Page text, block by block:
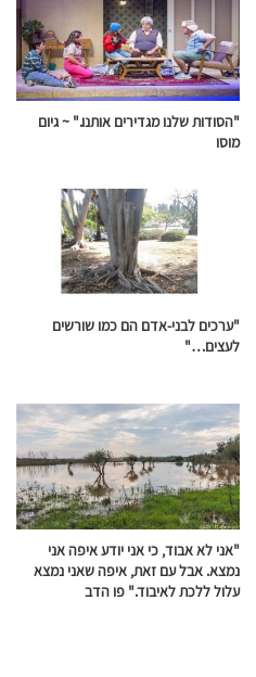
"הסודות שלנו מגדירים אותנו." ~גיום
מוסו
"ערכים לבני-אדם הם כמו שורשים
לעצים…"
"אני לא אבוד, כי אני יודע איפה אני
נמצא. אבל עם זאת, איפה שאני נמצא
עלול ללכת לאיבוד." פו הדב